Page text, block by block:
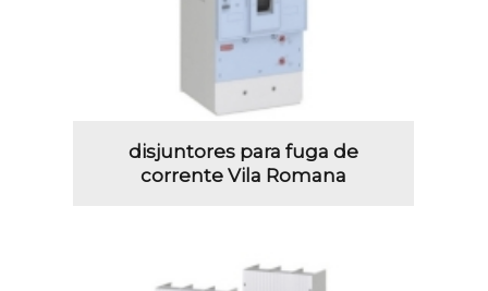
disjuntores para fuga de
corrente Vila Romana